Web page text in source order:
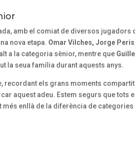
amb el comiat de diversos jugadors
nova etapa. Omar Vilches, Jorge
a la categoria sènior, mentre que Guille
la seua família durant aquests anys.
recordant els grans moments
aquest adeu. Estem segurs que tots
més enllà de la diferència de categories